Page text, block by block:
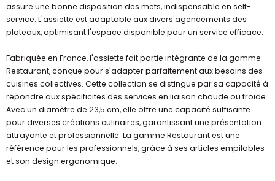
assure une bonne disposition des mets, indispensable en self-
service. L'assiette est adaptable aux divers agencements des
plateaux, optimisant l'espace disponible pour un service efficace.
Fabriquée en France, l'assiette fait partie intégrante de la gamme
Restaurant, conçue pour s'adapter parfaitement aux besoins des
cuisines collectives. Cette collection se distingue par sa capacité à
répondre aux spécificités des services en liaison chaude ou froide.
Avec un diamètre de 23,5 cm, elle offre une capacité suffisante
pour diverses créations culinaires, garantissant une présentation
attrayante et professionnelle. La gamme Restaurant est une
référence pour les professionnels, grâce à ses articles empilables
et son design ergonomique.